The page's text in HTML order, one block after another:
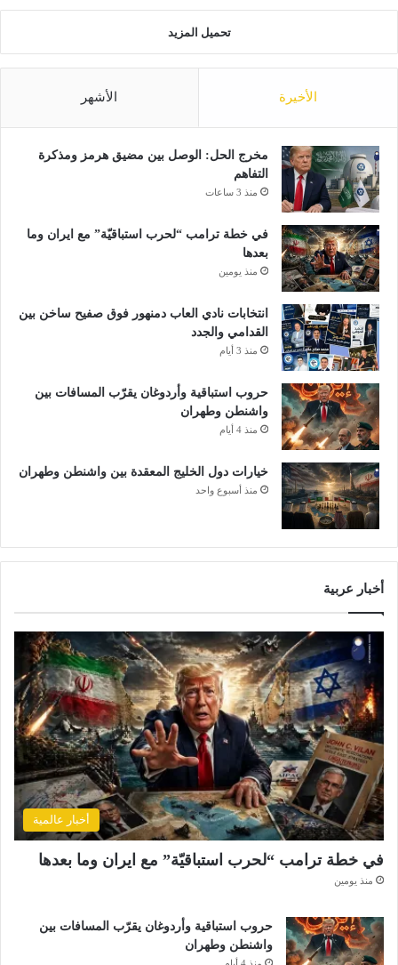
تحميل المزيد
الأخيرة الأشهر
مخرج الحل: الوصل بين مضيق هرمز ومذكرة
التفاهم
منذ 3 ساعات
في خطة ترامب “لحرب استباقيّة” مع ايران وما
بعدها
منذ يومين
انتخابات نادي العاب دمنهور فوق صفيح ساخن بين
القدامي والجدد
منذ 3 أيام
حروب استباقية وأردوغان يقرّب المسافات بين
واشنطن وطهران
منذ 4 أيام
خيارات دول الخليج المعقدة بين واشنطن وطهران
منذ أسبوع واحد
أخبار عربية
أخبار عالمية
في خطة ترامب “لحرب استباقيّة” مع ايران وما بعدها
منذ يومين
حروب استباقية وأردوغان يقرّب المسافات بين
واشنطن وطهران